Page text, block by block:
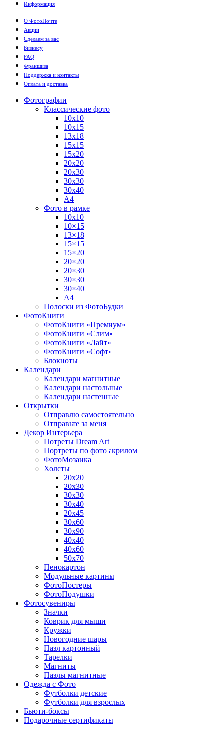
Информация
О ФотоПочте
Акции
Сделаем за вас
Бизнесу
FAQ
Франшиза
Поддержка и контакты
Оплата и доставка
Фотографии
Классические фото
10х10
10х15
13х18
15х15
15х20
20х20
20х30
30х30
30х40
А4
Фото в рамке
10х10
10×15
13×18
15×15
15×20
20×20
20×30
30×30
30×40
A4
Полоски из ФотоБудки
ФотоКниги
ФотоКниги «Премиум»
ФотоКниги «Слим»
ФотоКниги «Лайт»
ФотоКниги «Софт»
Блокноты
Календари
Календари магнитные
Календари настольные
Календари настенные
Открытки
Отправлю самостоятельно
Отправьте за меня
Декор Интерьера
Потреты Dream Art
Портреты по фото акрилом
ФотоМозаика
Холсты
20х20
20х30
30х30
30х40
20х45
30х60
30х90
40х40
40х60
50х70
Пенокартон
Модульные картины
ФотоПостеры
ФотоПодушки
Фотоcувениры
Значки
Коврик для мыши
Кружки
Новогодние шары
Пазл картонный
Тарелки
Магниты
Пазлы магнитные
Одежда с Фото
Футболки детские
Футболки для взрослых
Бьюти-боксы
Подарочные сертификаты